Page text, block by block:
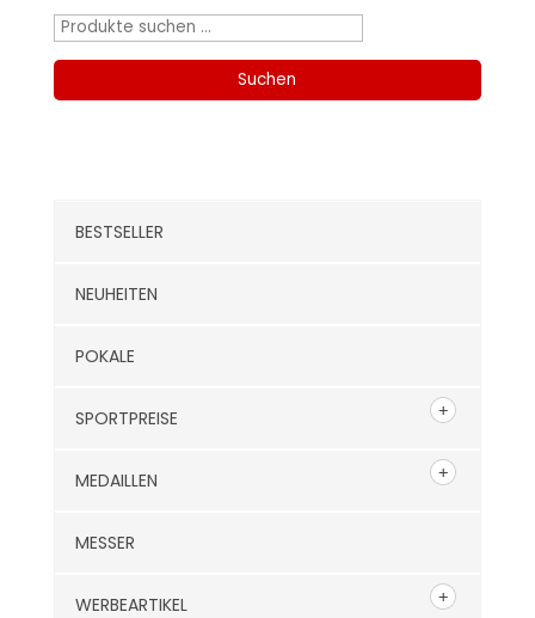
Suchen
Suchen
BESTSELLER
NEUHEITEN
POKALE
SPORTPREISE
MEDAILLEN
MESSER
WERBEARTIKEL